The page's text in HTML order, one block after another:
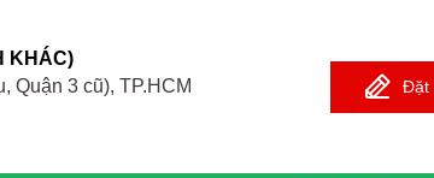
KHÁC)
3 cũ), TP.HCM
Đặt